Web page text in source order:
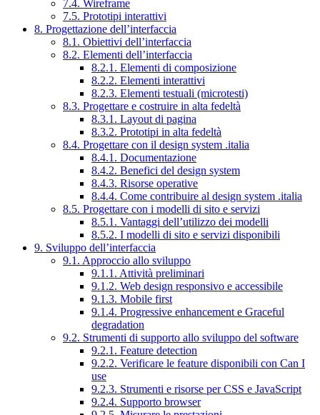
7.4. Wireframe
7.5. Prototipi interattivi
8. Progettazione dell’interfaccia
8.1. Obiettivi dell’interfaccia
8.2. Elementi dell’interfaccia
8.2.1. Elementi di composizione
8.2.2. Elementi interattivi
8.2.3. Elementi testuali (microtesti)
8.3. Progettare e costruire in alta fedeltà
8.3.1. Layout di pagina
8.3.2. Prototipi in alta fedeltà
8.4. Progettare con il design system .italia
8.4.1. Documentazione
8.4.2. Benefici del design system
8.4.3. Risorse operative
8.4.4. Come contribuire al design system .italia
8.5. Progettare con i modelli di sito e servizi
8.5.1. Vantaggi dell’utilizzo dei modelli
8.5.2. I modelli di sito e servizi disponibili
9. Sviluppo dell’interfaccia
9.1. Approccio allo sviluppo
9.1.1. Attività preliminari
9.1.2. Web design responsivo e accessibile
9.1.3. Mobile first
9.1.4. Progressive enhancement e Graceful
degradation
9.2. Strumenti di supporto allo sviluppo del software
9.2.1. Feature detection
9.2.2. Verificare le feature disponibili con Can I
use
9.2.3. Strumenti e risorse per CSS e JavaScript
9.2.4. Supporto browser